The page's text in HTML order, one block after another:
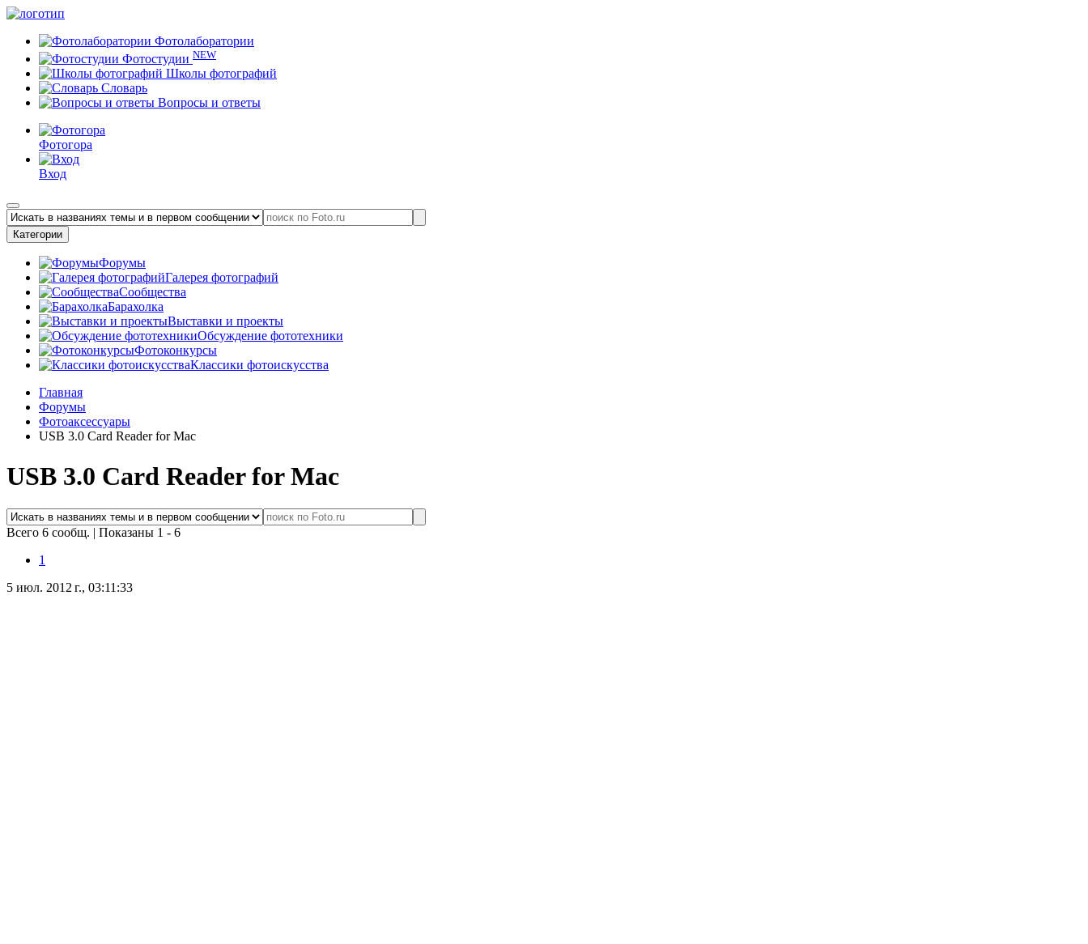
Фотолаборатории
Фотостудии NEW
Школы фотографий
Словарь
Вопросы и ответы
Фотогора
Вход
Категории
Форумы
Галерея фотографий
Сообщества
Барахолка
Выставки и проекты
Обсуждение фототехники
Фотоконкурсы
Классики фотоискусства
Главная
Форумы
Фотоаксессуары
USB 3.0 Card Reader for Mac
USB 3.0 Card Reader for Mac
Всего 6 сообщ. | Показаны 1 - 6
1
5 июл. 2012 г., 03:11:33